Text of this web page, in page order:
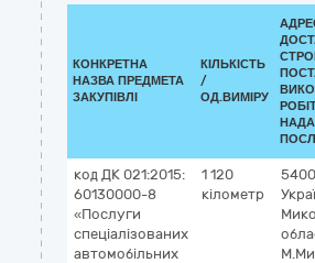
КОНКРЕТНА
НАЗВА ПРЕДМЕТА
ЗАКУПІВЛІ
КІЛЬКІСТЬ
/
ОД.ВИМІРУ
код ДК 021:2015:
60130000-8
«Послуги
спеціалізованих
автомобільних
1 120
кілометр